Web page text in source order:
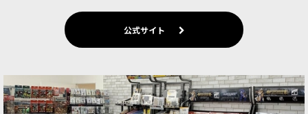
公式サイト